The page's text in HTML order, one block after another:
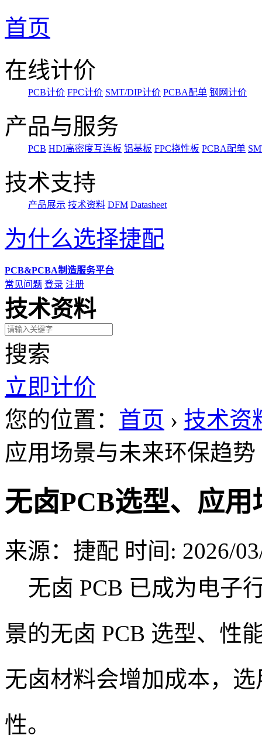
首页
在线计价
PCB计价 FPC计价 SMT/DIP计价 PCBA配单 钢网计价
产品与服务
PCB HDI高密度互连板 铝基板 FPC挠性板 PCBA配单
技术支持
产品展示 技术资料 DFM Datasheet
为什么选择捷配
PCB&PCBA制造服务平台
常见问题 登录 注册
技术资料
搜索
立即计价
您的位置： 首页 › 技术资
应用场景与未来环保趋势
无卤PCB选型、应
来源：捷配 时间: 2026/
无卤 PCB 已成为电子
景的无卤 PCB 选型、性
无卤材料会增加成本，
性。